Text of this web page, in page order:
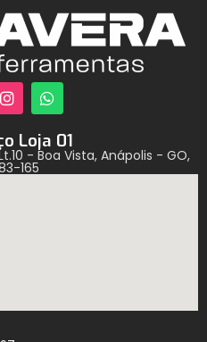
Loja 01
- Boa Vista, Anápolis - GO,
165